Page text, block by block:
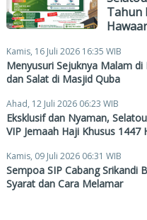
Tahun
Kamis, 16 Juli 2026 16:35 WIB
Menyusuri Sejuknya Malam
dan Salat di Masjid Quba
Ahad, 12 Juli 2026 06:23 WIB
Eksklusif dan Nyaman,
VIP Jemaah Haji Khusus
Kamis, 09 Juli 2026 06:31 WIB
Sempoa SIP Cabang Srikandi
Syarat dan Cara Melamar